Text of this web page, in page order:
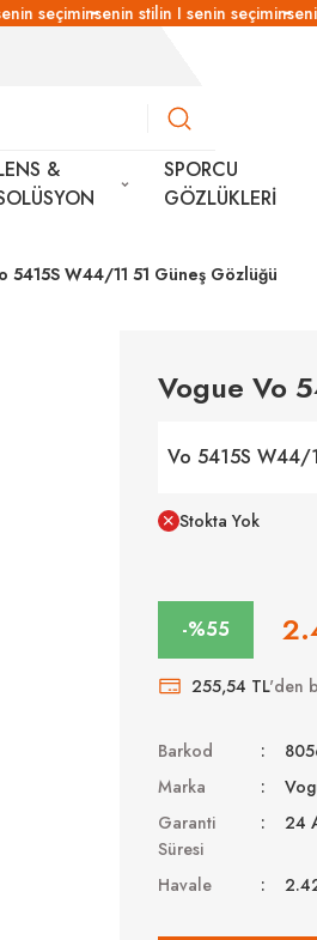
seçiminsenin stilin I senin seçimin
&
SPORCU
GÖZLÜKLERİ
5415S W44/11 51 Güneş Gözlüğü
Vogue Vo
Vo 5415S W44/
Stokta Yok
-%55
255,54 TL'den
Barkod
Marka
Garanti
Süresi
24
Havale